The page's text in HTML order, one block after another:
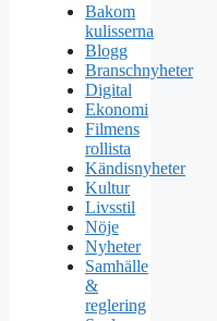
Bakom
kulisserna
Blogg
Branschnyheter
Digital
Ekonomi
Filmens
rollista
Kändisnyheter
Kultur
Livsstil
Nöje
Nyheter
Samhälle
&
reglering